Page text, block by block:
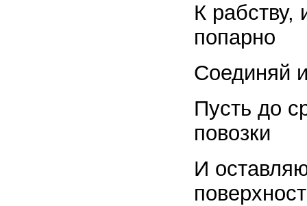
К рабству,
попарно
Соединяй
Пусть до
повозки
И